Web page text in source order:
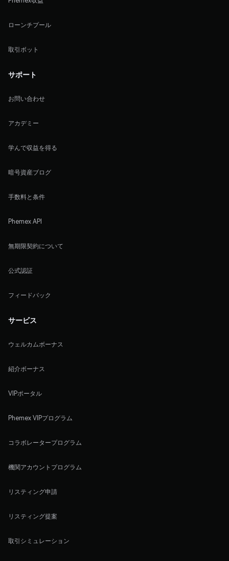
ローンチプール
取引ボット
サポート
お問い合わせ
アカデミー
学んで収益を得る
暗号資産ブログ
手数料と条件
Phemex API
無期限契約について
公式認証
フィードバック
サービス
ウェルカムボーナス
紹介ボーナス
VIPポータル
Phemex VIPプログラム
コラボレータープログラム
機関アカウントプログラム
リスティング申請
リスティング提案
取引シミュレーション